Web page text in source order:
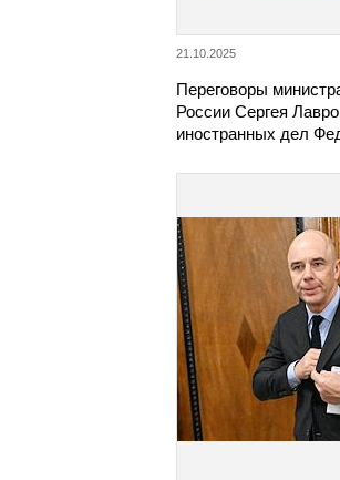
21.10.2025
Переговоры
России Сергея
иностранных дел